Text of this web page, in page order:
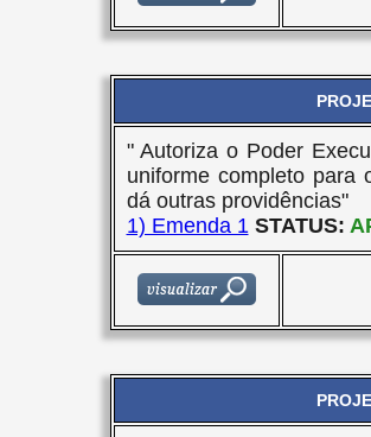
" Autoriza o Poder
uniforme completo para
dá outras providências"
1) Emenda 1 STATUS: